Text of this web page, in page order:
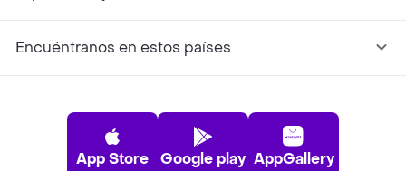
Encuéntranos en estos países
App Store Google play AppGallery